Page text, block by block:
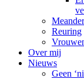
Meander
Reuring
Over mij
Nieuws
Geen